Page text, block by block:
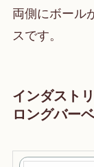
両側にボール
スです。
インダスト
ロングバー